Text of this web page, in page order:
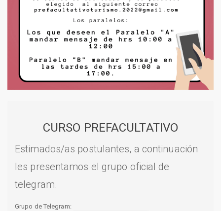
CURSO PREFACULTATIVO
Estimados/as postulantes, a continuación
les presentamos el grupo oficial de
telegram.
Grupo de Telegram: